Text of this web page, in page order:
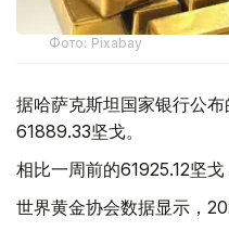
Фото: Pixabay
据哈萨克斯坦国家银行公
61889.33坚戈。
相比一周前的61925.12坚
世界黄金协会数据显示，